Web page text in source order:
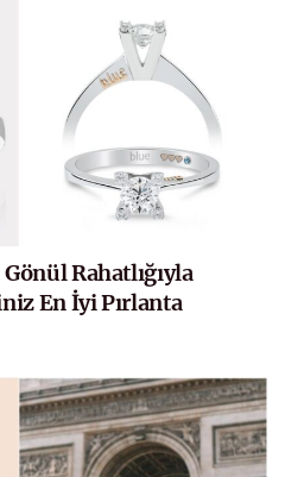
Rahatlığıyla
En İyi Pırlanta